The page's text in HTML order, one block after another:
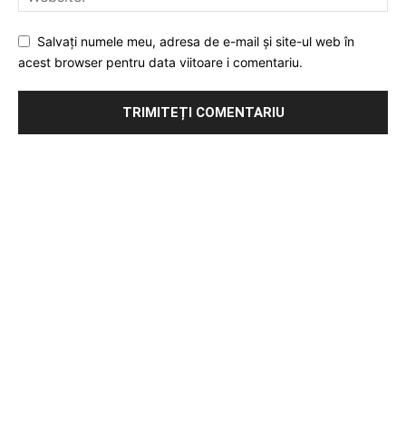
Salvați numele meu, adresa de e-mail și site-ul web în
acest browser pentru data viitoare i comentariu.